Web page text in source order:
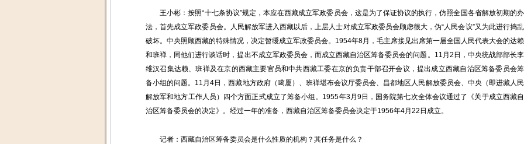
王小彬：按照“十七条协议”规定，本应在西藏成立军政委员会，这是为了保证协议的执行，仿照全国各省解放初期的办
法，首先成立军政委员会。人民解放军进入西藏以后，上层人士对成立军政委员会顾虑很大，伪“人民会议”又为此进行捣乱
破坏。中央照顾西藏的特殊情况，决定暂缓成立军政委员会。1954年8月，毛主席接见出席第一届全国人民代表大会的达赖
和班禅，同他们进行谈话时，提出不成立军政委员会，而成立西藏自治区筹备委员会的问题。11月2日，中央统战部部长李
维汉召集达赖、班禅及在京的西藏主要官员和中共西藏工委在京的负责干部召开会议，提出成立西藏自治区筹备委员会筹
备小组的问题。11月4日，西藏地方政府（噶厦）、班禅堪布会议厅委员会、昌都地区人民解放委员会、中央（即进藏人民
解放军和地方工作人员）四个方面正式成立了筹备小组。1955年3月9日，国务院第七次全体会议通过了《关于成立西藏自
治区筹备委员会的决定》。经过一年的准备，西藏自治区筹备委员会决定于1956年4月22日成立。
记者：西藏自治区筹备委员会是什么性质的机构？其任务是什么？